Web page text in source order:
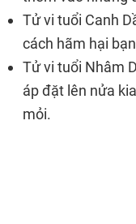
Tử vi tuổi Canh
cách hãm hại
Tử vi tuổi Nhâm
áp đặt lên nửa
mỏi.